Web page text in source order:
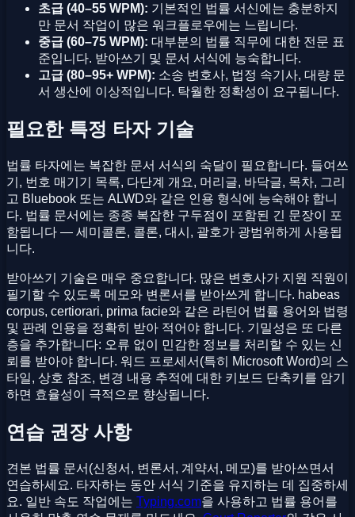
초급 (40–55 WPM): 기본적인 법률 서신에는 충분하지
만 문서 작업이 많은 워크플로우에는 느립니다.
중급 (60–75 WPM): 대부분의 법률 직무에 대한 전문 표
준입니다. 받아쓰기 및 문서 서식에 능숙합니다.
고급 (80–95+ WPM): 소송 변호사, 법정 속기사, 대량 문
서 생산에 이상적입니다. 탁월한 정확성이 요구됩니다.
필요한 특정 타자 기술
법률 타자에는 복잡한 문서 서식의 숙달이 필요합니다. 들여쓰
기, 번호 매기기 목록, 다단계 개요, 머리글, 바닥글, 목차, 그리
고 Bluebook 또는 ALWD와 같은 인용 형식에 능숙해야 합니
다. 법률 문서에는 종종 복잡한 구두점이 포함된 긴 문장이 포
함됩니다 — 세미콜론, 콜론, 대시, 괄호가 광범위하게 사용됩
니다.
받아쓰기 기술은 매우 중요합니다. 많은 변호사가 지원 직원이
필기할 수 있도록 메모와 변론서를 받아쓰게 합니다. habeas
corpus, certiorari, prima facie와 같은 라틴어 법률 용어와 법령
및 판례 인용을 정확히 받아 적어야 합니다. 기밀성은 또 다른
층을 추가합니다: 오류 없이 민감한 정보를 처리할 수 있는 신
뢰를 받아야 합니다. 워드 프로세서(특히 Microsoft Word)의 스
타일, 상호 참조, 변경 내용 추적에 대한 키보드 단축키를 암기
하면 효율성이 극적으로 향상됩니다.
연습 권장 사항
견본 법률 문서(신청서, 변론서, 계약서, 메모)를 받아쓰면서
연습하세요. 타자하는 동안 서식 기준을 유지하는 데 집중하세
요. 일반 속도 작업에는 Typing.com을 사용하고 법률 용어를